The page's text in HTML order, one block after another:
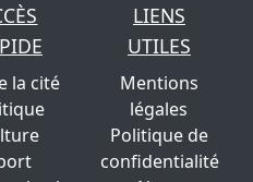
la cité
LIENS
UTILES
Mentions
légales
Politique de
confidentialité